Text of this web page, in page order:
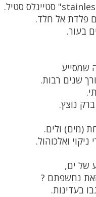
פלדת אל חלד.
בעור.
שנים רבות.
נוצץ.
(מים) ולים.
ואלכוהול.
של ים,
זאת נחשפתם ?
בעדינות.